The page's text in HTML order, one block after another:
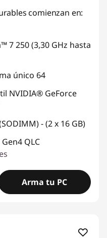
. 5550 comienzan en:
7 250 (3,30 GHz hasta
único 64
NVIDIA® GeForce
- (2 x 16 GB)
QLC
Arma tu PC